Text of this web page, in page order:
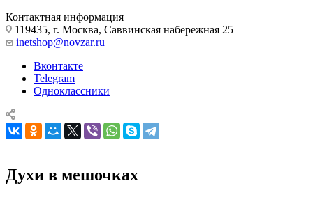
Контактная информация
119435, г. Москва, Саввинская набережная 25
inetshop@novzar.ru
Вконтакте
Telegram
Одноклассники
Духи в мешочках